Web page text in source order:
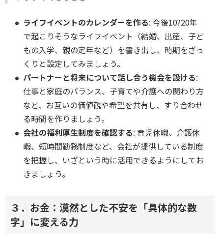
ライフイベントのカレンダーを作る: 今後10?20年
で起こりそうなライフイベント（結婚、出産、子ど
もの入学、親の定年など）を書き出し、時期をざっ
くりと設定してみましょう。
パートナーと将来について話し合う機会を設ける:
仕事と家庭のバランス、子育てや介護への関わり方
など、お互いの価値観や希望を共有し、すり合わせ
る時間を作りましょう。
会社の福利厚生制度を確認する: 育児休暇、介護休
暇、短時間勤務制度など、会社が提供している制度
を把握し、いざという時に活用できるようにしてお
きましょう。
３．お金：漠然とした不安を「具体的な数
字」に変える力